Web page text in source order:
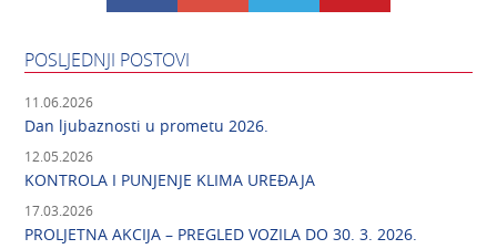
POSLJEDNJI POSTOVI
11.06.2026
Dan ljubaznosti u prometu 2026.
12.05.2026
KONTROLA I PUNJENJE KLIMA UREĐAJA
17.03.2026
PROLJETNA AKCIJA – PREGLED VOZILA DO 30. 3. 2026.